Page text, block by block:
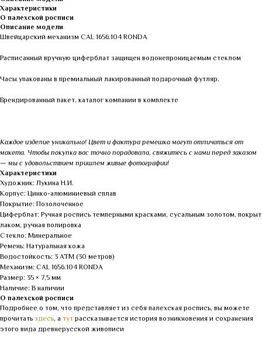
Характеристики
О палехской росписи
Описание модели
Швейцарский механизм CAL 1656.104 RONDA
Расписанный вручную циферблат защищен водонепроницаемым стеклом
Часы упакованы в премиальный лакированный подарочный футляр.
Брендированный пакет, каталог компании в комплекте
Каждое изделие уникально! Цвет и фактура ремешка могут отличаться от
макета. Чтобы покупка вас точно порадовала, свяжитесь с нами перед заказом
— мы с удовольствием пришлем живые фотографии!
Характеристики
Художник: Лукина Н.И.
Корпус: Цинко-алюминиевый сплав
Покрытие: Позолоченное
Циферблат: Ручная роспись темперными красками, сусальным золотом, покрыт
лаком, ручная полировка
Стекло: Минеральное
Ремень: Натуральная кожа
Водостойкость: 3 АТМ (30 метров)
Механизм: CAL 1656.104 RONDA
Размер: 35 × 7,5 мм
Наличие: В наличии
О палехской росписи
Подробнее о том, что представляет из себя палехская роспись, вы можете
прочитать здесь, а тут рассказывается история возникновения и сохранения
этого вида древнерусской живописи